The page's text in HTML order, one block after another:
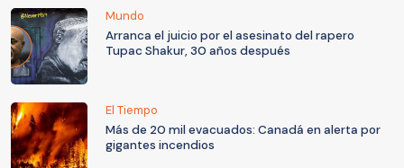
Mundo
Arranca el juicio por el asesinato del rapero
Tupac Shakur, 30 años después
El Tiempo
Más de 20 mil evacuados: Canadá en alerta por
gigantes incendios